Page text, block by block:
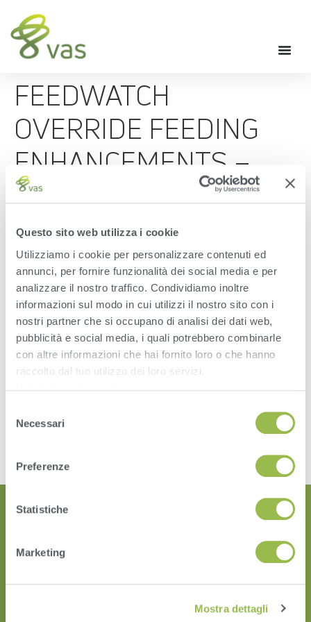
Questo sito web utilizza i cookie
Utilizziamo i cookie per personalizzare contenuti ed
annunci, per fornire funzionalità dei social media e per
analizzare il nostro traffico. Condividiamo inoltre
informazioni sul modo in cui utilizzi il nostro sito con i
nostri partner che si occupano di analisi dei dati web,
pubblicità e social media, i quali potrebbero combinarle
con altre informazioni che hai fornito loro o che hanno
raccolto dal tuo utilizzo dei loro servizi.
delNecessari
Preferenze
Statistiche
Marketing
Mostra dettagli
FEEDWATCH
OVERRIDE FEEDING
ENHANCEMENTS –
VAS TIP OF THE
MONTH SEPTEMBER
2019
The September 2019 VAS Tip of the Month – Override Feeding
Enhancements.We have enhanced one of the powerful features
of the FeedWatch feeding scheduler. Override and Balance
feedings can now easily be distinguished from other feedings.
This brings additional transparency to show what type of
feeding is scheduled for each pen. Check out the video
demonstration to learn more!
Leave a Reply